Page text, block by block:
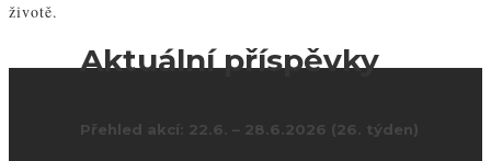
životě.
Aktuální příspěvky
Přehled akcí: 22.6. – 28.6.2026 (26. týden)